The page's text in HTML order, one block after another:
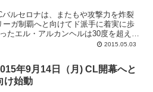
ルセロナは、またもや攻撃力を炸裂
ガ制覇へと向けてド派手に着実に歩
2015.05.03
年9月14日（月) CL開幕へと
け始動